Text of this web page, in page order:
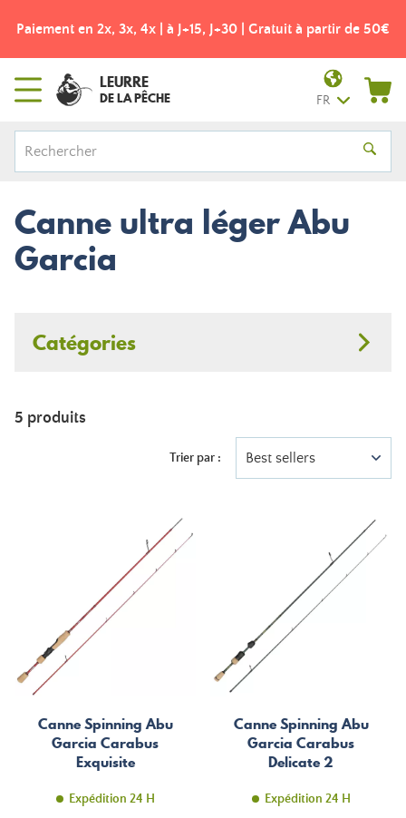
Paiement en 2x, 3x, 4x | à J+15, J+30 | Gratuit à partir de 50€
LEURRE
DE LA PÊCHE FR
Canne ultra léger Abu
Garcia
Catégories
5 produits
Trier par : Best sellers
Canne Spinning Abu
Garcia Carabus
Exquisite
Expédition 24 H
Canne Spinning Abu
Garcia Carabus
Delicate 2
Expédition 24 H